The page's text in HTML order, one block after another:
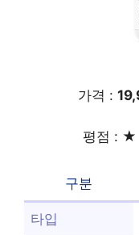
가격 :
평점 : ★
구분
타입